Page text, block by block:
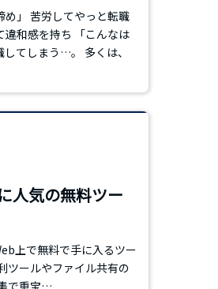
」 苦労してやっと転職
違和感を持ち 「こんなは
てしまう…。 多くは、
人気の無料ツー
上で無料で手に入るツー
ツールやファイル共有の
で重宝…